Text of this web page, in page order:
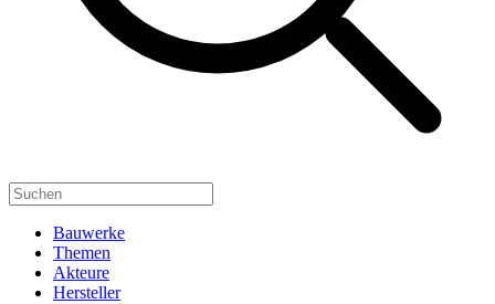
Bauwerke
Themen
Akteure
Hersteller